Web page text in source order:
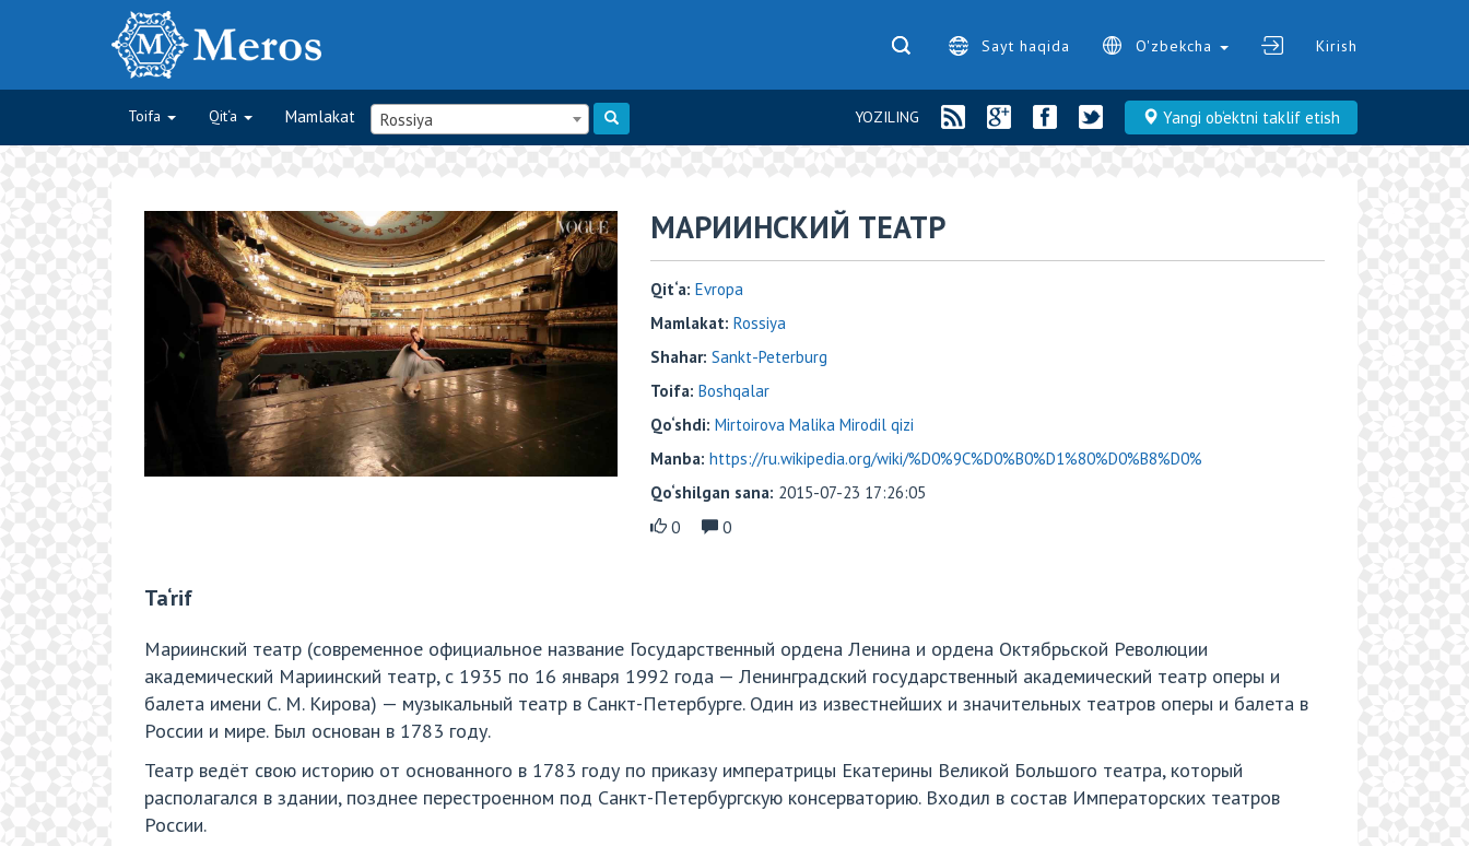
Sayt haqida O'zbekcha Kirish
Toifa Qit‘a Mamlakat Rossiya Yangi ob‘ektni taklif etish
YOZILING
МАРИИНСКИЙ ТЕАТР
Qit‘a: Evropa
Mamlakat: Rossiya
Shahar: Sankt-Peterburg
Toifa: Boshqalar
Qo‘shdi: Mirtoirova Malika Mirodil qizi
Manba: https://ru.wikipedia.org/wiki/%D0%9C%D0%B0%D1%80%D0%B8%D0%
Qo‘shilgan sana: 2015-07-23 17:26:05
0
0
Ta‘rif
Мариинский театр (современное официальное название Государственный ордена Ленина и ордена Октябрьской Революции
академический Мариинский театр, с 1935 по 16 января 1992 года — Ленинградский государственный академический театр оперы и
балета имени С. М. Кирова) — музыкальный театр в Санкт-Петербурге. Один из известнейших и значительных театров оперы и балета в
России и мире. Был основан в 1783 году.
Театр ведёт свою историю от основанного в 1783 году по приказу императрицы Екатерины Великой Большого театра, который
располагался в здании, позднее перестроенном под Санкт-Петербургскую консерваторию. Входил в состав Императорских театров
России.